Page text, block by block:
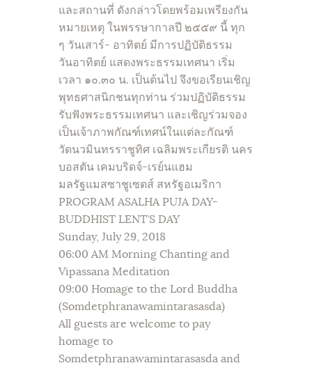
และสถานที่ ดังกล่าวโดยพร้อมเพรียงกัน
หมายเหตุ ในพรรษากาลปี ๒๕๕๙ นี้ ทุก
ๆ วันเสาร์- อาทิตย์ มีการปฏิบัติธรรม
วันอาทิตย์ แสดงพระธรรมเทศนา เริ่ม
เวลา ๑๐.๓๐ น. เป็นต้นไป จึงขอเรียนเชิญ
พุทธศาสนิกชนทุกท่าน ร่วมปฏิบัติธรรม
รับฟังพระธรรมเทศนา และเชิญร่วมจอง
เป็นเจ้าภาพกัณฑ์เทศน์ในแต่ละกัณฑ์
วัดนวมินทรราชูทิศ เฉลิมพระเกียรติ นคร
บอสตัน เคมบริดจ์-เรย์นแฮม
มลรัฐแมสซาชูเซตส์ สหรัฐอเมริกา
PROGRAM ASALHA PUJA DAY-
BUDDHIST LENT’S DAY
Sunday, July 29, 2018
06:00 AM Morning Chanting and
Vipassana Meditation
09:00 Homage to the Lord Buddha
(Somdetphranawamintarasasda)
All guests are welcome to pay
homage to
Somdetphranawamintarasasda and